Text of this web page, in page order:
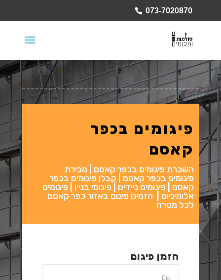
073-7020870
פיגומים בכפר
קאסם
השכרת פיגומים בכפר קאסם | מכירת
פיגומים בכפר קאסם | קבלן פיגומים בכפר
קאסם | פיגומים ניידים | פיגומי בניין | פיגומים
אלומיניום | הזמינו פיגום באזור כפר קאסם
לכל מטרה
הזמן פיגום